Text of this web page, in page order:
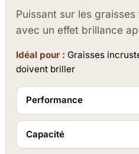
Puissant sur les
avec un effet brillance
Idéal pour : Graisses
doivent briller
Performance
Capacité